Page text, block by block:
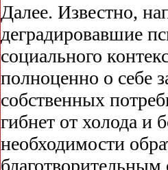
Далее. Известно,
деградировавшие
социального
полноценно о себе
собственных
гибнет от холода и
необходимости